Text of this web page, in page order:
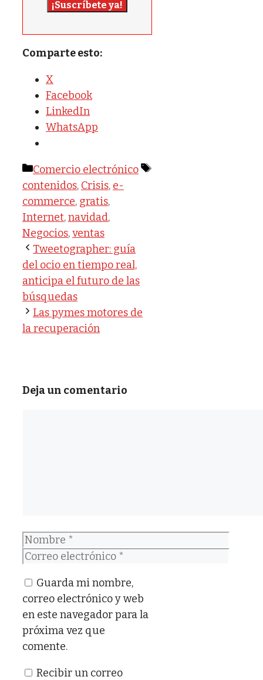
¡Suscríbete ya!
Comparte esto:
X
Facebook
LinkedIn
WhatsApp
Categorías
Comercio electrónico
Etiquetas
contenidos, Crisis, e-
commerce, gratis,
Internet,navidad,
Negocios,ventas
Tweetographer: guía
del ocio en tiempo real,
anticipa el futuro de las
búsquedas
Las pymes motores de
la recuperación
Deja un comentario
Nombre
Correo
Guarda mi nombre,
correo electrónico y web
en este navegador para la
próxima vez que
comente.
Recibir un correo